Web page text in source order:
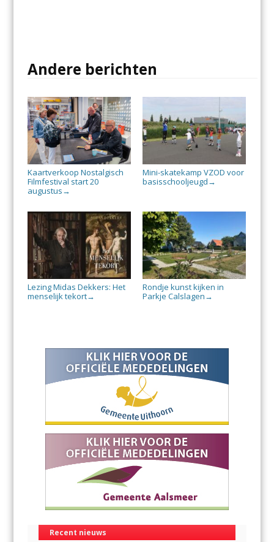
Andere berichten
Kaartverkoop Nostalgisch
Filmfestival start 20
augustus →
Mini-skatekamp VZOD voor
basisschooljeugd →
Lezing Midas Dekkers: Het
menselijk tekort→
Rondje kunst kijken in
Parkje Calslagen →
Recent nieuws